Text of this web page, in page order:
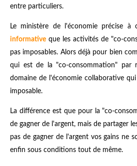
entre particuliers.
Le ministère de l'économie précise à
informative que les activités de "co-
pas imposables. Alors déjà pour bien
qui est de la "co-consommation"
domaine de l'économie collaborative
imposable.
La différence est que pour la "co-
de gagner de l'argent, mais de partager
pas de gagner de l'argent vos gains ne
enfin sous conditions tout de même.